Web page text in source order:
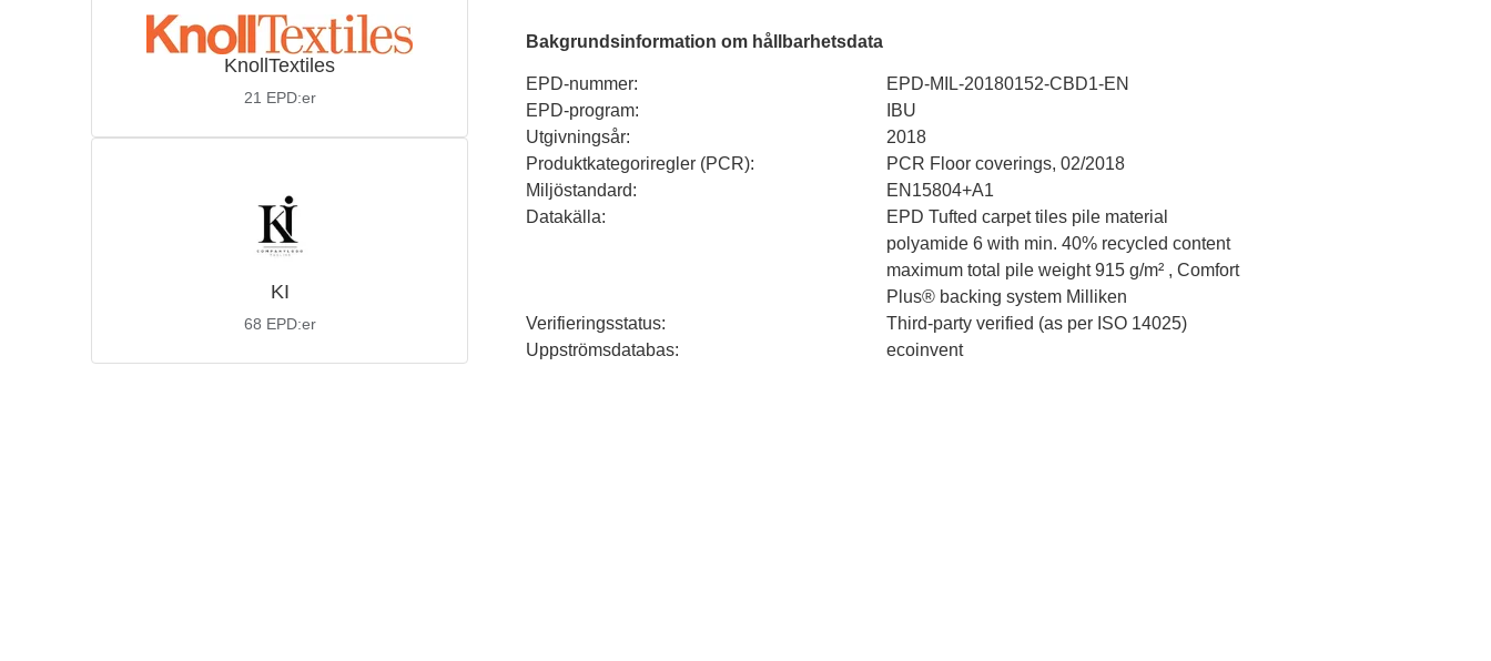
KnollTextiles
21 EPD:er
KI
68 EPD:er
Bakgrundsinformation om hållbarhetsdata
EPD-nummer:
EPD-MIL-20180152-CBD1-EN
EPD-program:
IBU
Utgivningsår:
2018
Produktkategoriregler (PCR):
PCR Floor coverings, 02/2018
Miljöstandard:
EN15804+A1
Datakälla:
EPD Tufted carpet tiles pile material
polyamide 6 with min. 40% recycled content
maximum total pile weight 915 g/m² , Comfort
Plus® backing system Milliken
Verifieringsstatus:
Third-party verified (as per ISO 14025)
Uppströmsdatabas: ecoinvent